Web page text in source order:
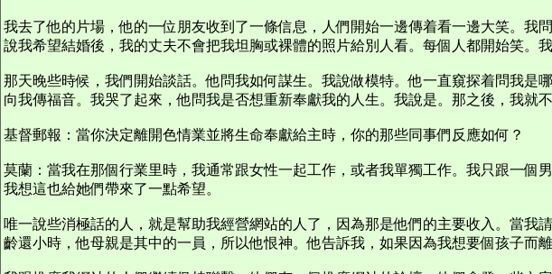
我去了他的片場，他的一位朋友收到了一條信息，人們開始一邊傳着看一邊大笑。
說我希望結婚後，我的丈夫不會把我坦胸或裸體的照片給別人看。每個人都開始笑。我
那天晚些時候，我們開始談話。他問我如何謀生。我說做模特。他一直窺探着問我
向我傳福音。我哭了起來，他問我是否想重新奉獻我的人生。我說是。那之後，我就
基督郵報：當你決定離開色情業並將生命奉獻給主時，你的那些同事們反應如何？
莫蘭：當我在那個行業里時，我通常跟女性一起工作，或者我單獨工作。我只跟一個
我想這也給她們帶來了一點希望。
唯一說些消極話的人，就是幫助我經營網站的人了，因為那是他們的主要收入。當
齡還小時，他母親是其中的一員，所以他恨神。他告訴我，如果因為我想要個孩子而